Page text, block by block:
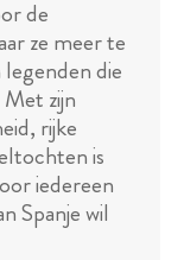
de
ze meer te
die
zijn
rijke
is
iedereen
Spanje wil